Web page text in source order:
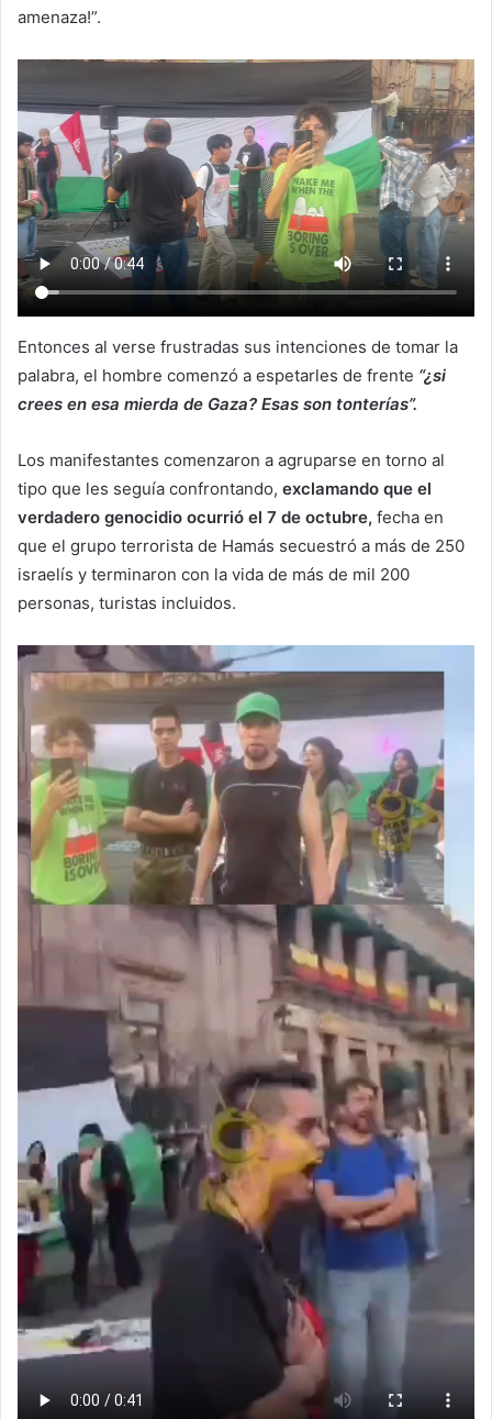
amenaza!”.
Entonces al verse frustradas sus intenciones de tomar la
palabra, el hombre comenzó a espetarles de frente “¿si
crees en esa mierda de Gaza? Esas son tonterías”.
Los manifestantes comenzaron a agruparse en torno al
tipo que les seguía confrontando, exclamando que el
verdadero genocidio ocurrió el 7 de octubre, fecha en
que el grupo terrorista de Hamás secuestró a más de 250
israelís y terminaron con la vida de más de mil 200
personas, turistas incluidos.